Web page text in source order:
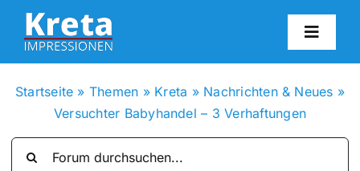
Zum
Inhalt
springen
Startseite » Themen » Kreta » Nachrichten & Neues »
Versuchter Babyhandel – 3 Verhaftungen